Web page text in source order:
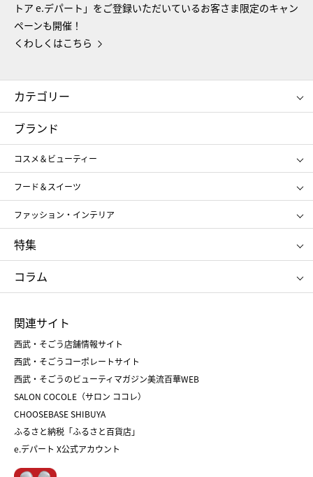
トア e.デパート」をご登録いただいているお客さま限定のキャン
ペーンも開催！
くわしくはこちら
カテゴリー
コスメ＆ビューティー
ギフト
レディース
メンズ
スポーツ・アウトドア
お中元
お歳暮
ブランド
コスメ＆ビューティー
SHISEIDO
ポール&ジョー ボーテ
ジルスチュアート
NARS
RMK
クリニーク
SK-Ⅱ
フード＆スイーツ
アンリ・シャルパンティエ
ゴディバ
新宿高野
たねや
ねんりん家
ファッション・インテリア
ポロ ラルフ ローレン
タケオ キクチ
ママ＆キッズ
シュタイフ
特集
お中元
ひな人形
五月人形
父の日
クリスマスケーキ
ホワイトデー
コラム
菓子折り
和菓子
人気のギフト
バレンタイン
ホワイトデー
おせち
フード
関連サイト
西武・そごう店舗情報サイト
西武・そごうコーポレートサイト
西武・そごうのビューティマガジン美流百華WEB
SALON COCOLE（サロン ココレ）
CHOOSEBASE SHIBUYA
ふるさと納税「ふるさと百貨店」
e.デパート X公式アカウント